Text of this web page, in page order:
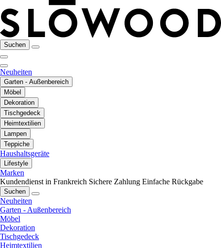
Suchen
Neuheiten
Garten - Außenbereich
Möbel
Dekoration
Tischgedeck
Heimtextilien
Lampen
Teppiche
Haushaltsgeräte
Lifestyle
Marken
Kundendienst in Frankreich Sichere Zahlung Einfache Rückgabe
Suchen
Neuheiten
Garten - Außenbereich
Möbel
Dekoration
Tischgedeck
Heimtextilien